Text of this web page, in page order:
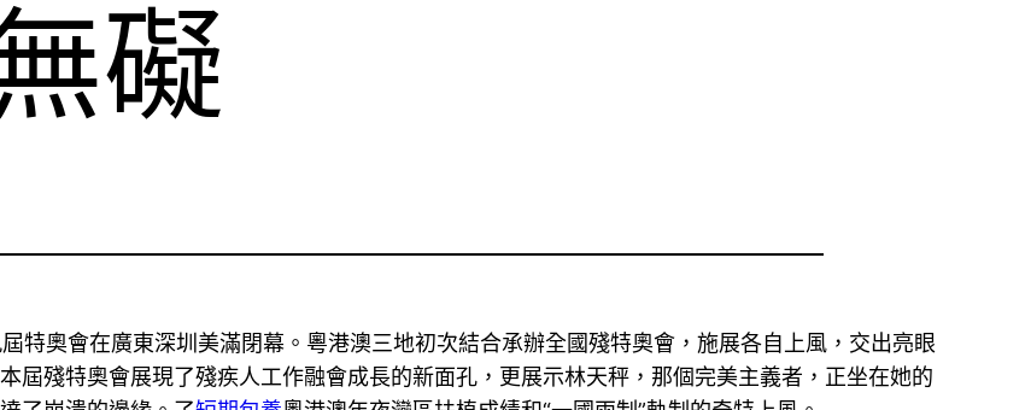
礙
特奧會在廣東深圳美滿閉幕。粵港澳三地初次結合承辦全國殘特奧會，施展各自上風，交出亮眼
屆殘特奧會展現了殘疾人工作融會成長的新面孔，更展示林天秤，那個完美主義者，正坐在她的